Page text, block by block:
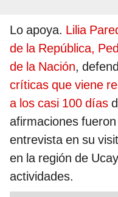
Lo apoya. Lilia
de la República,
de la Nación,
críticas que viene
a los casi 100 días
afirmaciones
entrevista en su
en la región de
actividades.